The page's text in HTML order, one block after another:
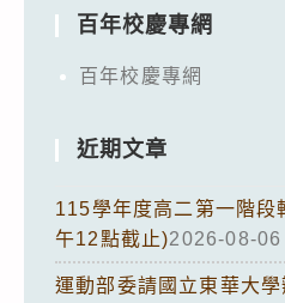
百年校慶專網
百年校慶專網
近期文章
115學年度高二第一階段
午12點截止)2026-08-06
運動部委請國立東華大